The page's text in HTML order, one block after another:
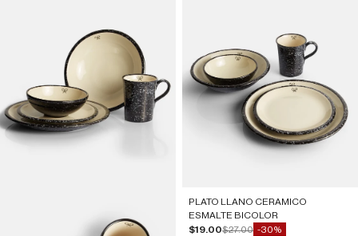
PLATO LLANO CERAMICO
ESMALTE BICOLOR
Precio de oferta
$19.00Precio normal
$27.00 -30%